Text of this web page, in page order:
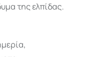
της ελπίδας.